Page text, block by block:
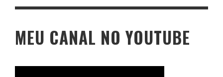
MEU CANAL NO YOUTUBE